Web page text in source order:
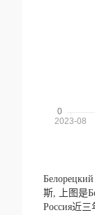
斯,
上图是
Россия近